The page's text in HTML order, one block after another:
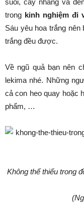
suối, cây nhang và
trong kinh nghiệm đi
Sáu yêu hoa trắng
trắng đều được.
Về ngũ quả bạn nên
lekima nhé. Những
cả con heo quay hoặc
phẩm, …
Không thể thiếu trong